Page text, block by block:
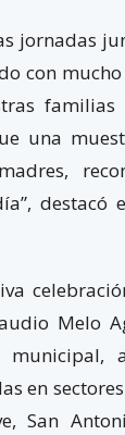
jornadas
con
una
destacó
Melo
en
San